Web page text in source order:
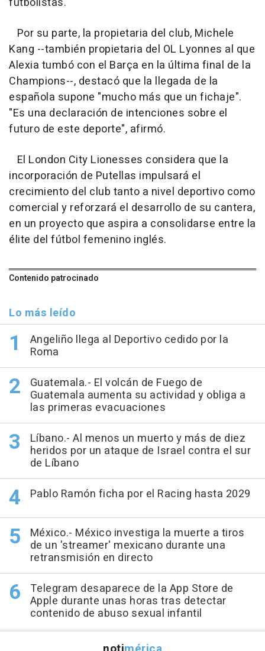
Por su parte, la propietaria del club, Michele
Kang --también propietaria del OL Lyonnes al que
Alexia tumbó con el Barça en la última final de la
Champions--, destacó que la llegada de la
española supone "mucho más que un fichaje".
"Es una declaración de intenciones sobre el
futuro de este deporte", afirmó.
El London City Lionesses considera que la
incorporación de Putellas impulsará el
crecimiento del club tanto a nivel deportivo como
comercial y reforzará el desarrollo de su cantera,
en un proyecto que aspira a consolidarse entre la
élite del fútbol femenino inglés.
Contenido patrocinado
Lo más leído
Angeliño llega al Deportivo cedido por la
Roma
Guatemala.- El volcán de Fuego de
Guatemala aumenta su actividad y obliga a
las primeras evacuaciones
Líbano.- Al menos un muerto y más de diez
heridos por un ataque de Israel contra el sur
de Líbano
Pablo Ramón ficha por el Racing hasta 2029
México.- México investiga la muerte a tiros
de un 'streamer' mexicano durante una
retransmisión en directo
Telegram desaparece de la App Store de
Apple durante unas horas tras detectar
contenido de abuso sexual infantil